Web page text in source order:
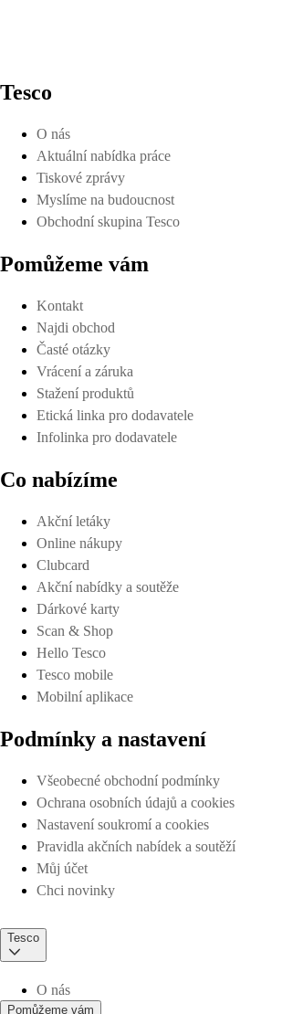
Tesco
O nás
Aktuální nabídka práce
Tiskové zprávy
Myslíme na budoucnost
Obchodní skupina Tesco
Pomůžeme vám
Kontakt
Najdi obchod
Časté otázky
Vrácení a záruka
Stažení produktů
Etická linka pro dodavatele
Infolinka pro dodavatele
Co nabízíme
Akční letáky
Online nákupy
Clubcard
Akční nabídky a soutěže
Dárkové karty
Scan & Shop
Hello Tesco
Tesco mobile
Mobilní aplikace
Podmínky a nastavení
Všeobecné obchodní podmínky
Ochrana osobních údajů a cookies
Nastavení soukromí a cookies
Pravidla akčních nabídek a soutěží
Můj účet
Chci novinky
Tesco
O nás
Pomůžeme vám